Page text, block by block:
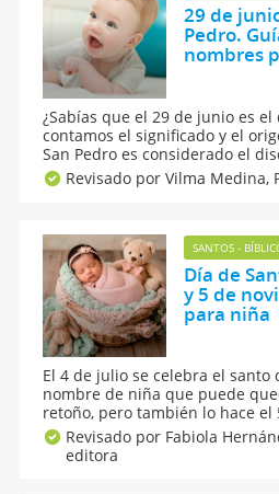
29 de
Pedro.
nombres
¿Sabías que el 29 de junio es el
contamos el significado y el
San Pedro es considerado el
de Jesucristo. Si deseas poner
bebé, conoce toda la historia
Revisado por Vilma Medina,
SANTOS -
Día de
y 5 de
para niña
El 4 de julio se celebra el santo
nombre de niña que puede
retoño, pero también lo hace el
Conoce el significado, origen y
nombre Isabel y, también, qué
Revisado por Fabiola
editora